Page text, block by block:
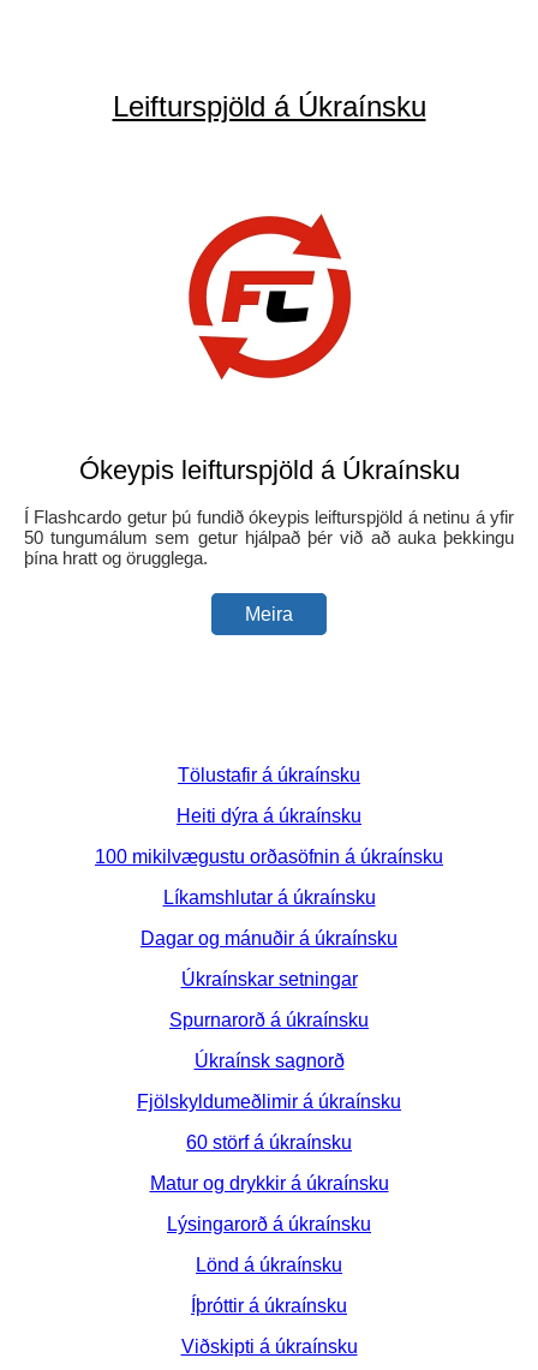
Leifturspjöld á Úkraínsku
Ókeypis leifturspjöld á Úkraínsku
Í Flashcardo getur þú fundið ókeypis leifturspjöld á netinu á yfir
50 tungumálum sem getur hjálpað þér við að auka þekkingu
þína hratt og örugglega.
Meira
Tölustafir á úkraínsku
Heiti dýra á úkraínsku
100 mikilvægustu orðasöfnin á úkraínsku
Líkamshlutar á úkraínsku
Dagar og mánuðir á úkraínsku
Úkraínskar setningar
Spurnarorð á úkraínsku
Úkraínsk sagnorð
Fjölskyldumeðlimir á úkraínsku
60 störf á úkraínsku
Matur og drykkir á úkraínsku
Lýsingarorð á úkraínsku
Lönd á úkraínsku
Íþróttir á úkraínsku
Viðskipti á úkraínsku